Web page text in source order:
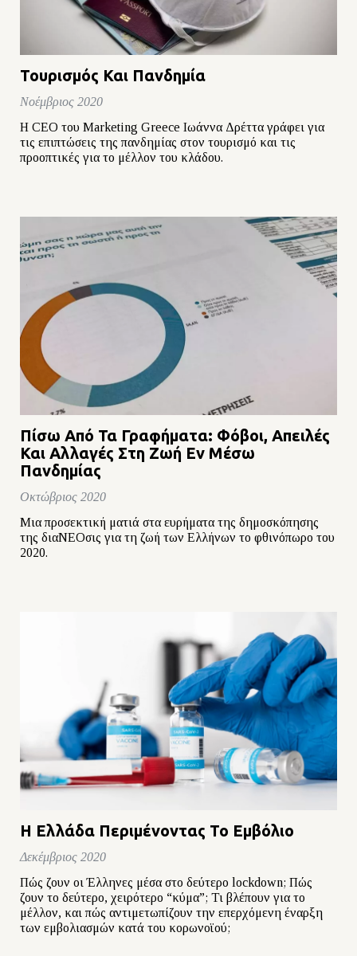
Τουρισμός Και Πανδημία
Νοέμβριος 2020
H CEO του Marketing Greece Ιωάννα Δρέττα γράφει για
τις επιπτώσεις της πανδημίας στον τουρισμό και τις
προοπτικές για το μέλλον του κλάδου.
Πίσω Από Τα Γραφήματα: Φόβοι, Απειλές
Και Αλλαγές Στη Ζωή Εν Μέσω
Πανδημίας
Οκτώβριος 2020
Μια προσεκτική ματιά στα ευρήματα της δημοσκόπησης
της διαΝΕΟσις για τη ζωή των Ελλήνων το φθινόπωρο του
2020.
Η Ελλάδα Περιμένοντας Το Εμβόλιο
Δεκέμβριος 2020
Πώς ζουν οι Έλληνες μέσα στο δεύτερο lockdown; Πώς
ζουν το δεύτερο, χειρότερο “κύμα”; Τι βλέπουν για το
μέλλον, και πώς αντιμετωπίζουν την επερχόμενη έναρξη
των εμβολιασμών κατά του κορωνοϊού;